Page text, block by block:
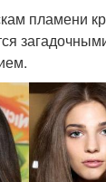
пламени